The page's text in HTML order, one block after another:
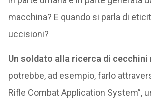
macchina? E quando si parla di
uccisioni?
Un soldato alla ricerca di cecchini
potrebbe, ad esempio, farlo
Rifle Combat Application System”,